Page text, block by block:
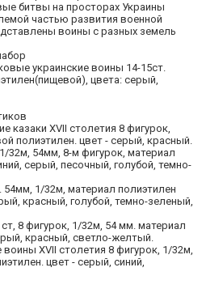
битвы на просторах Украины
частью развития военной
воины с разных земель
украинские воины 14-15ст.
цвета: серый,
казаки XVII столетия 8 фигурок,
полиэтилен. цвет - серый, красный.
32м, 54мм, 8-м фигурок, материал
серый, песочный, голубой, темно-
1/32м, материал полиэтилен
красный, голубой, темно-зеленый,
8 фигурок, 1/32м, 54 мм. материал
красный, светло-желтый.
XVII столетия 8 фигурок, 1/32м,
цвет - серый, синий,